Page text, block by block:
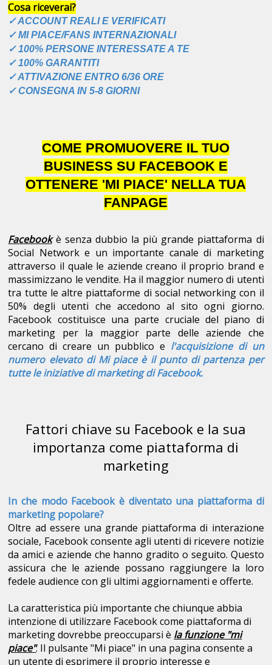
Cosa riceverai?
✓ ACCOUNT REALI E VERIFICATI
✓ MI PIACE/FANS INTERNAZIONALI
✓ 100% PERSONE INTERESSATE A TE
✓ 100% GARANTITI
✓ ATTIVAZIONE ENTRO 6/36 ORE
✓ CONSEGNA IN 5-8 GIORNI
COME PROMUOVERE IL TUO
BUSINESS SU FACEBOOK E
OTTENERE 'MI PIACE' NELLA TUA
FANPAGE
Facebookè senza dubbio la più grande piattaforma di
Social Network e un importante canale di marketing
attraverso il quale le aziende creano il proprio brand e
massimizzano le vendite. Ha il maggior numero di utenti
tra tutte le altre piattaforme di social networking con il
50% degli utenti che accedono al sito ogni giorno.
Facebook costituisce una parte cruciale del piano di
marketing per la maggior parte delle aziende che
cercano di creare un pubblico e l'acquisizione di un
numero elevato di Mi piace è il punto di partenza per
tutte le iniziative di marketing di Facebook.
Fattori chiave su Facebook e la sua
importanza come piattaforma di
marketing
In che modo Facebook è diventato una piattaforma di
marketing popolare?
Oltre ad essere una grande piattaforma di interazione
sociale, Facebook consente agli utenti di ricevere notizie
da amici e aziende che hanno gradito o seguito. Questo
assicura che le aziende possano raggiungere la loro
fedele audience con gli ultimi aggiornamenti e offerte.
La caratteristica più importante che chiunque abbia
intenzione di utilizzare Facebook come piattaforma di
marketing dovrebbe preoccuparsi è la funzione "mi
piace". Il pulsante "Mi piace" in una pagina consente a
un utente di esprimere il proprio interesse e